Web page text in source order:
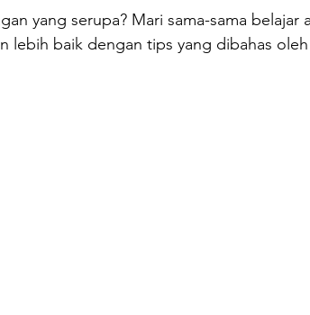
yang serupa? Mari sama-sama belajar
lebih baik dengan tips yang dibahas